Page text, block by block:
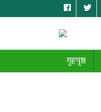
गृहपृष्ठ